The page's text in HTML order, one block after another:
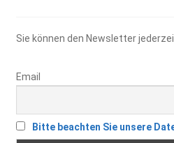
Sie können den Newsletter
Email
Bitte beachten Sie unsere